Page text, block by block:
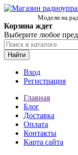
Модели на
Корзина ждет
Выберите любое
Найти
Вход
Регистрация
Главная
Блог
Доставка
Оплата
Контакты
Карта сайта